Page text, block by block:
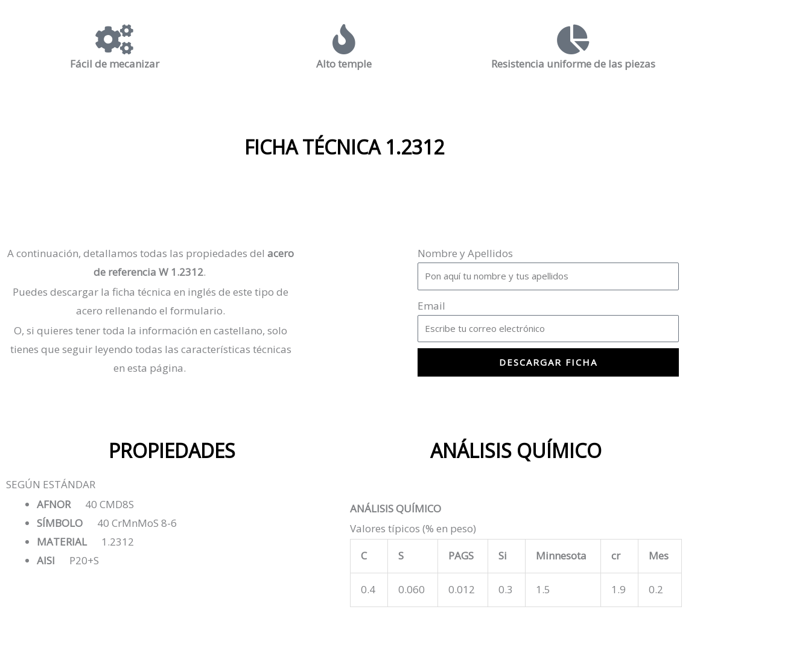
Fácil de mecanizar Alto temple Resistencia uniforme de las piezas
FICHA TÉCNICA 1.2312
A continuación, detallamos todas las propiedades delacero
de referencia W 1.2312.
Puedes descargar la ficha técnica en inglés de este tipo de
acero rellenando el formulario.
O, si quieres tener toda la información en castellano, solo
tienes que seguir leyendo todas las características técnicas
en esta página.
Nombre y Apellidos
Email
DESCARGAR FICHA
t
i
e
:
PROPIEDADES
SEGÚN ESTÁNDAR
AFNOR
40 CMD8S
SÍMBOLO
40 CrMnMoS 8-6
MATERIAL
1.2312
AISI
P20+S
ANÁLISIS QUÍMICO
ANÁLISIS QUÍMICO
Valores típicos (% en peso)
C
S PAGS Si Minnesota cr Mes
0.4 0.060 0.012 0.3 1.5 1.9 0.2